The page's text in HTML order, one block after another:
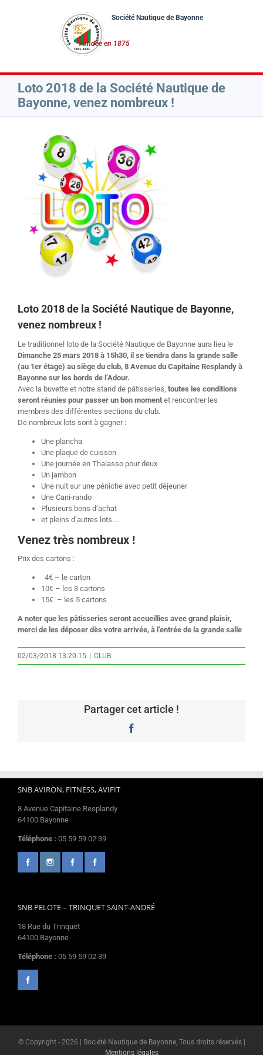
Loto 2018 de la Société Nautique de
Bayonne, venez nombreux !
agrandie
Loto 2018 de la Société Nautique de Bayonne,
venez nombreux !
Le traditionnel loto de la Société Nautique de Bayonne aura lieu le
Dimanche 25 mars 2018 à 15h30, il se tiendra dans la grande salle
(au 1er étage) au siège du club, 8 Avenue du Capitaine Resplandy à
Bayonne sur les bords de l’Adour.
Avec la buvette et notre stand de pâtisseries, toutes les conditions
seront réunies pour passer un bon moment et rencontrer les
membres des différentes sections du club.
De nombreux lots sont à gagner :
Une plancha
Une plaque de cuisson
Une journée en Thalasso pour deux
Un jambon
Une nuit sur une péniche avec petit déjeuner
Une Cani-rando
Plusieurs bons d’achat
et pleins d’autres lots…..
Venez très nombreux !
Prix des cartons :
4€ – le carton
10€ – les 3 cartons
15€ – les 5 cartons
A noter que les pâtisseries seront accueillies avec grand plaisir,
merci de les déposer dès votre arrivée, à l’entrée de la grande salle
02/03/2018 13:20:15 | CLUB
Partager cet article !
SNB AVIRON, FITNESS, AVIFIT
8 Avenue Capitaine Resplandy
64100 Bayonne
Téléphone : 05 59 59 02 39
SNB PELOTE – TRINQUET SAINT-ANDRÉ
18 Rue du Trinquet
64100 Bayonne
Téléphone : 05 59 59 02 39
© Copyright - 2026 | Société Nautique de Bayonne, Tous droits réservés |
Mentions légales